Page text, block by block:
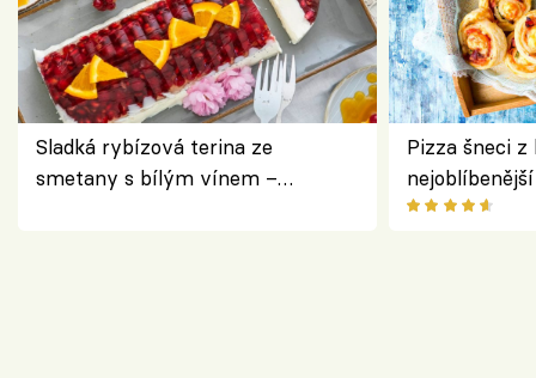
Sladká rybízová terina ze
smetany s bílým vínem –
Pizza šneci